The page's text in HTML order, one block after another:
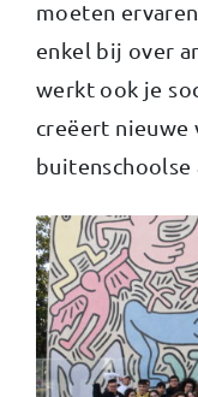
moeten
enkel bij over
werkt ook je
creëert nieuwe